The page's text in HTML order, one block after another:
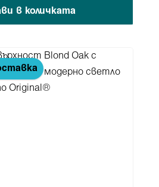
в количката
галерия